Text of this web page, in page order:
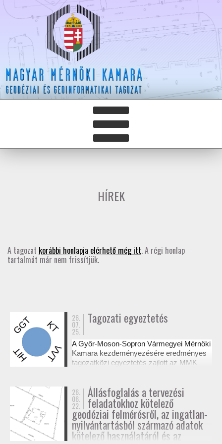
TOVÁBBKÉPZÉSEK
ELNÖKSÉG
MUNKATERVEK, BESZÁMOLÓK
HATÁROZATOK
JOGSZABÁLYOK, SZABÁLYZATOK, SZABVÁNYOK
NÉVJEGYZÉK
SEGÉDLETEK / FAP
HÍREK
A tagozat korábbi honlapja elérhető még itt. A régi honlap
tartalmát már nem frissítjük.
26.
07.
25.
Tagozati egyeztetés
A Győr-Moson-Sopron Vármegyei Mérnöki
Kamara kezdeményezésére eredményes
tagozatközi egyeztetés zajlott az MMK
dokumentációk jogosultsági kérdéseiről. A
résztvevő tagozatok a 327/2015. (XI. 10.)
Korm. rendelet alapján tisztázták a
kompetenciahatárokat, és a jövőben közös
workshopok formájában folytatják a
szakmai együttműködést.
26.
06.
22.
Állásfoglalás a tervezési
feladatokhoz kötelező
geodéziai felmérésről, az ingatlan-
nyilvántartásból származó adatok
kötelező használatáról és az